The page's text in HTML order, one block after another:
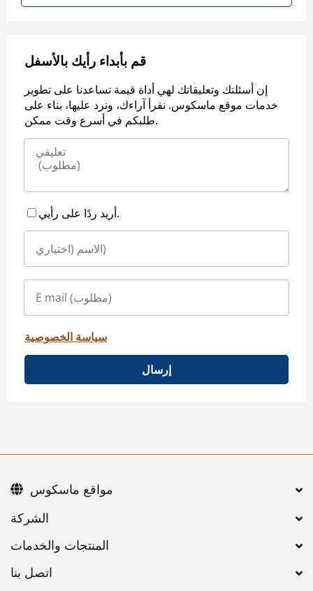
قم بأبداء رأيك بالأسفل
إن أسئلتك وتعليقاتك لهي أداة قيمة تساعدنا على تطوير
خدمات موقع ماسكوس. نقرأ آراءك، ونرد عليها، بناء على
طلبكم في أسرع وقت ممكن.
أريد ردًا على رأيي.
سياسة الخصوصية
إرسال
اتصل بنا
مواقع ماسكوس